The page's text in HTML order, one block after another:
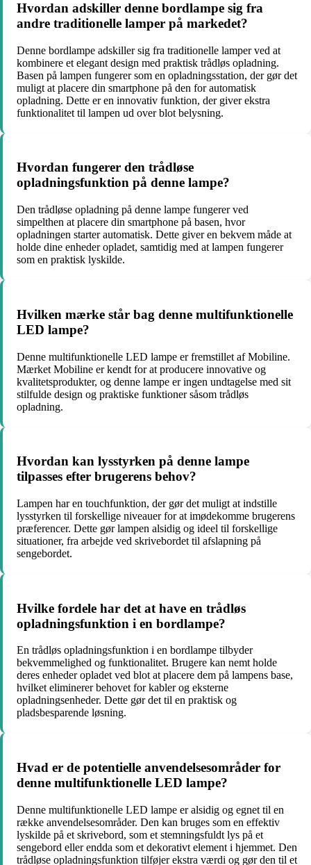
Hvordan adskiller denne bordlampe sig fra
andre traditionelle lamper på markedet?
Denne bordlampe adskiller sig fra traditionelle lamper ved at
kombinere et elegant design med praktisk trådløs opladning.
Basen på lampen fungerer som en opladningsstation, der gør det
muligt at placere din smartphone på den for automatisk
opladning. Dette er en innovativ funktion, der giver ekstra
funktionalitet til lampen ud over blot belysning.
Hvordan fungerer den trådløse
opladningsfunktion på denne lampe?
Den trådløse opladning på denne lampe fungerer ved
simpelthen at placere din smartphone på basen, hvor
opladningen starter automatisk. Dette giver en bekvem måde at
holde dine enheder opladet, samtidig med at lampen fungerer
som en praktisk lyskilde.
Hvilken mærke står bag denne multifunktionelle
LED lampe?
Denne multifunktionelle LED lampe er fremstillet af Mobiline.
Mærket Mobiline er kendt for at producere innovative og
kvalitetsprodukter, og denne lampe er ingen undtagelse med sit
stilfulde design og praktiske funktioner såsom trådløs
opladning.
Hvordan kan lysstyrken på denne lampe
tilpasses efter brugerens behov?
Lampen har en touchfunktion, der gør det muligt at indstille
lysstyrken til forskellige niveauer for at imødekomme brugerens
præferencer. Dette gør lampen alsidig og ideel til forskellige
situationer, fra arbejde ved skrivebordet til afslapning på
sengebordet.
Hvilke fordele har det at have en trådløs
opladningsfunktion i en bordlampe?
En trådløs opladningsfunktion i en bordlampe tilbyder
bekvemmelighed og funktionalitet. Brugere kan nemt holde
deres enheder opladet ved blot at placere dem på lampens base,
hvilket eliminerer behovet for kabler og eksterne
opladningsenheder. Dette gør det til en praktisk og
pladsbesparende løsning.
Hvad er de potentielle anvendelsesområder for
denne multifunktionelle LED lampe?
Denne multifunktionelle LED lampe er alsidig og egnet til en
række anvendelsesområder. Den kan bruges som en effektiv
lyskilde på et skrivebord, som et stemningsfuldt lys på et
sengebord eller endda som et dekorativt element i hjemmet. Den
trådløse opladningsfunktion tilføjer ekstra værdi og gør den til et